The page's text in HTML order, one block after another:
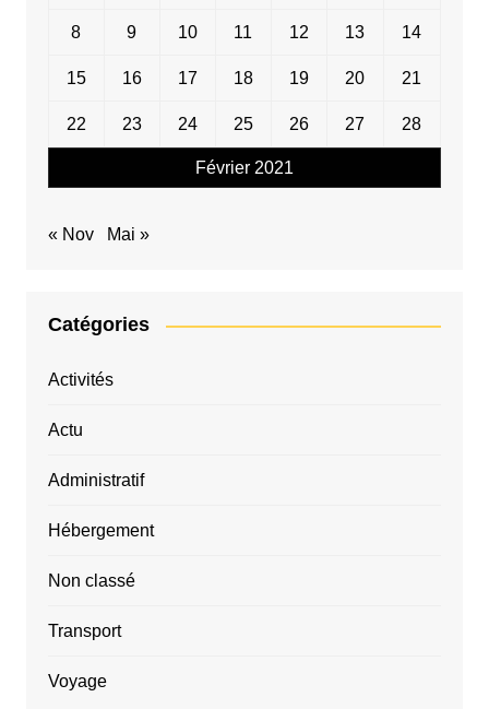
Février 2021
8 9 10 11 12 13 14
15 16 17 18 19 20 21
22 23 24 25 26 27 28
« Nov Mai »
Catégories
Activités
Actu
Administratif
Hébergement
Non classé
Transport
Voyage